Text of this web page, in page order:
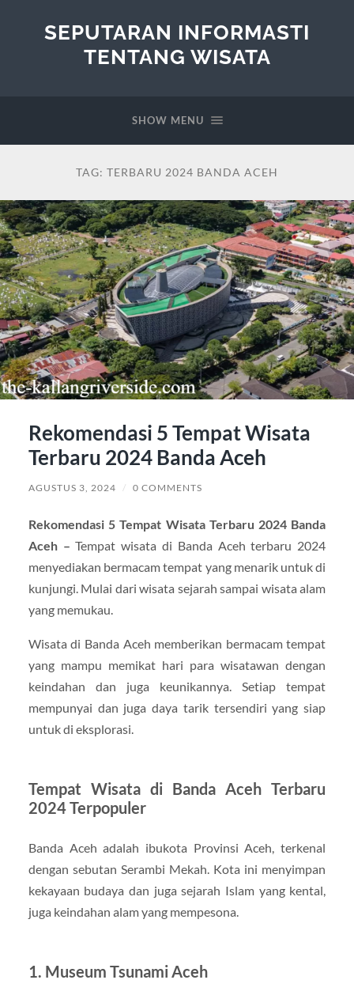
SEPUTARAN INFORMASTI
TENTANG WISATA
SHOW MENU
TAG: TERBARU 2024 BANDA ACEH
Rekomendasi 5 Tempat Wisata
Terbaru 2024 Banda Aceh
AGUSTUS 3, 2024 / 0 COMMENTS
Rekomendasi 5 Tempat Wisata Terbaru 2024 Banda
Aceh – Tempat wisata di Banda Aceh terbaru 2024
menyediakan bermacam tempat yang menarik untuk di
kunjungi. Mulai dari wisata sejarah sampai wisata alam
yang memukau.
Wisata di Banda Aceh memberikan bermacam tempat
yang mampu memikat hari para wisatawan dengan
keindahan dan juga keunikannya. Setiap tempat
mempunyai dan juga daya tarik tersendiri yang siap
untuk di eksplorasi.
Tempat Wisata di Banda Aceh Terbaru
2024 Terpopuler
Banda Aceh adalah ibukota Provinsi Aceh, terkenal
dengan sebutan Serambi Mekah. Kota ini menyimpan
kekayaan budaya dan juga sejarah Islam yang kental,
juga keindahan alam yang mempesona.
1. Museum Tsunami Aceh